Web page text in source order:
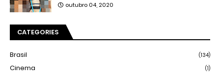
outubro 04, 2020
CATEGORIES
Brasil (134)
Cinema (1)